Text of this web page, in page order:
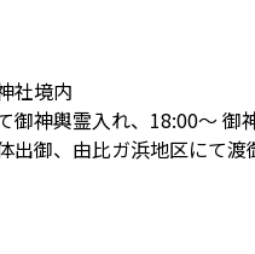
社境内
神輿霊入れ、18:00〜 御
出御、由比ガ浜地区にて渡